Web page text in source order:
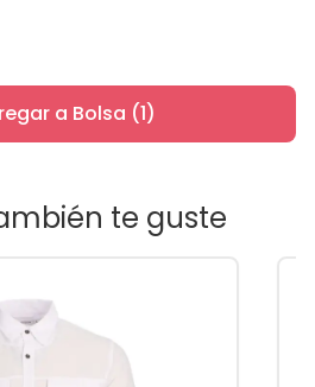
a Bolsa (1)
te guste